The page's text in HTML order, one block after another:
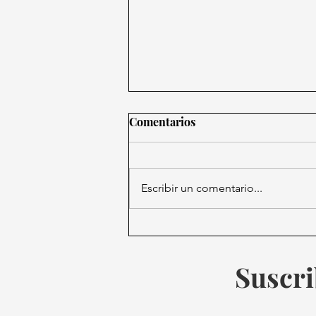
presidenciales en EE.UU.?
Comentarios
Escribir un comentario...